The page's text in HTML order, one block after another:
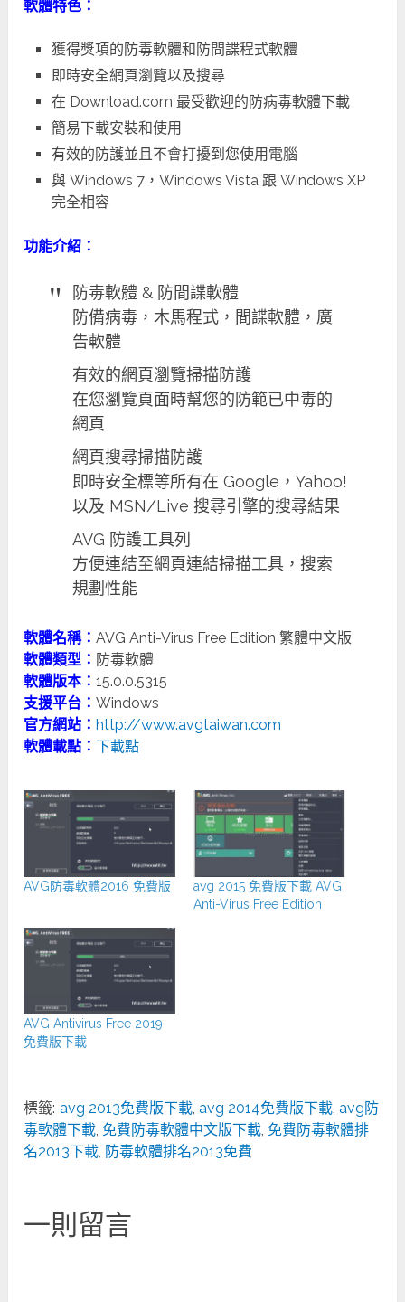
軟體特色：
獲得獎項的防毒軟體和防間諜程式軟體
即時安全網頁瀏覽以及搜尋
在 Download.com 最受歡迎的防病毒軟體下載
簡易下載安裝和使用
有效的防護並且不會打擾到您使用電腦
與 Windows 7，Windows Vista 跟 Windows XP
完全相容
功能介紹：
防毒軟體 & 防間諜軟體
防備病毒，木馬程式，間諜軟體，廣
告軟體
有效的網頁瀏覽掃描防護
在您瀏覽頁面時幫您的防範已中毒的
網頁
網頁搜尋掃描防護
即時安全標等所有在 Google，Yahoo!
以及 MSN/Live 搜尋引擎的搜尋結果
AVG 防護工具列
方便連結至網頁連結掃描工具，搜索
規劃性能
軟體名稱：AVG Anti-Virus Free Edition 繁體中文版
軟體類型： 防毒軟體
軟體版本：15.0.0.5315
支援平台：Windows
官方網站：http://www.avgtaiwan.com
軟體載點：下載點
AVG防毒軟體2016 免費版
avg 2015 免費版下載 AVG
Anti-Virus Free Edition
AVG Antivirus Free 2019
免費版下載
標籤: avg 2013免費版下載,avg 2014免費版下載,avg防
毒軟體下載, 免費防毒軟體中文版下載, 免費防毒軟體排
名2013下載, 防毒軟體排名2013免費
一則留言